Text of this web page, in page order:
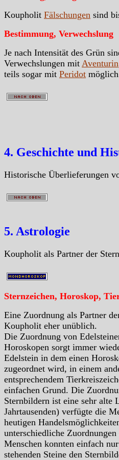
Koupholit Fälschungen sind
Bestimmung, Verwechslung
Je nach Intensität des Grün
Verwechslungen mit Aventurin
teils sogar mit Peridot
4. Geschichte und
Historische Überlieferungen
5. Astrologie
Koupholit als Partner der
Sternzeichen, Horoskop,
Eine Zuordnung als Partner
Koupholit eher unüblich.
Die Zuordnung von
Horoskopen sorgt immer
Edelstein in dem einen
zugeordnet wird, in einem
entsprechendem
einfachen Grund. Die
Sternbildern ist eine sehr alte
Jahrtausenden) verfügte die
heutigen
unterschiedliche
Menschen konnten einfach
stehenden Steine den